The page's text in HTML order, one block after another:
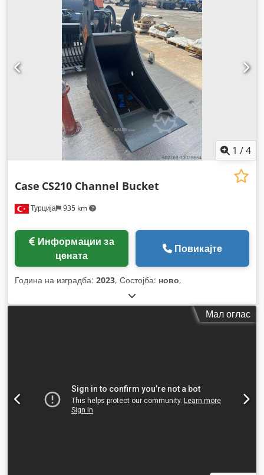
1 /4
Турција 935 km
Case CS210 Channel Bucket
цената
Повикајте
Година на изградба: 2023, Состојба: ново,
Мал оглас